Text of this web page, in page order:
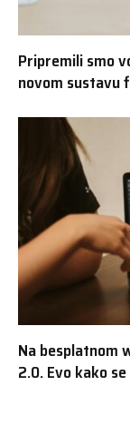
Pripremili smo
novom sustavu
Na besplatnom
2.0. Evo kako